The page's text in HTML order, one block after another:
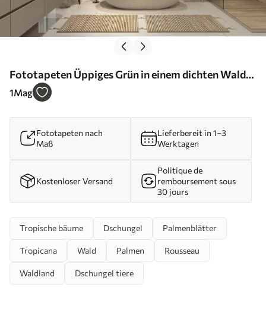
Fototapeten Üppiges Grün in einem dichten Wald
Nr. u56916
1Mag
Fototapeten nach
Maß
Lieferbereit in 1–3
Werktagen
Kostenloser Versand
Politique de
remboursement sous
30 jours
Tropische bäume Dschungel Palmenblätter
Tropicana Wald Palmen Rousseau
Waldland Dschungel tiere